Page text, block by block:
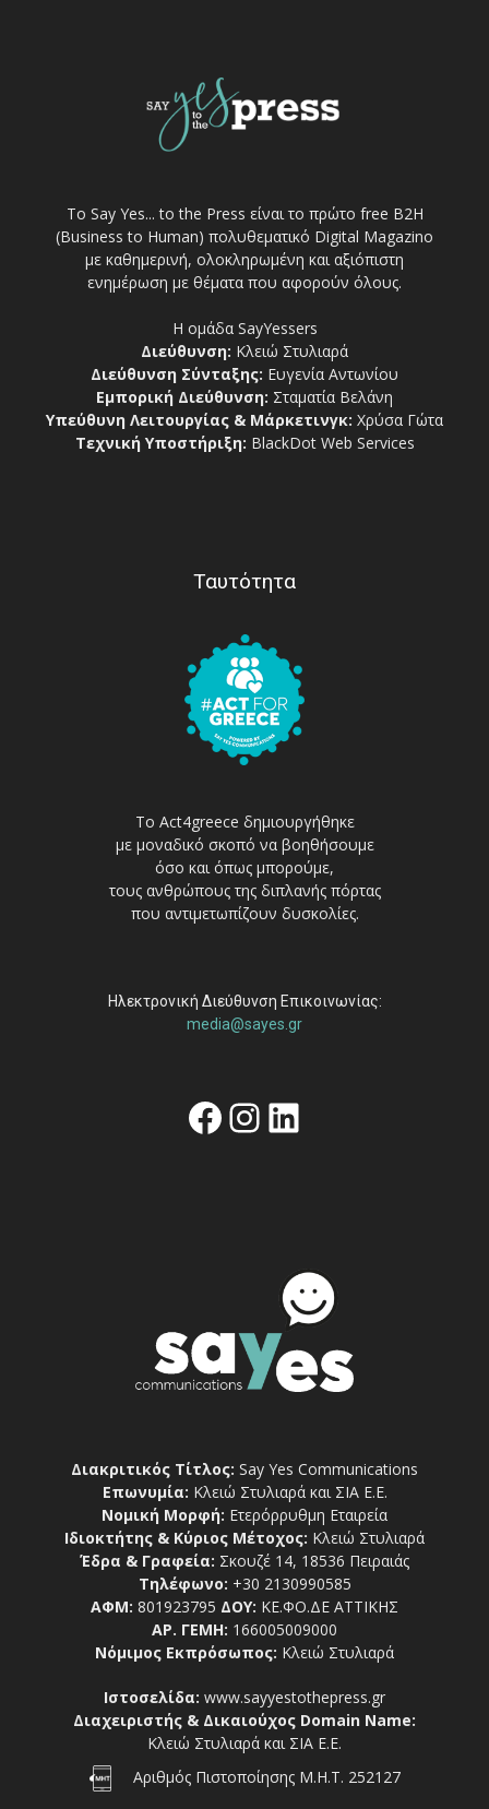
Το Say Yes... to the Press είναι το πρώτο free Β2Η
(Business to Human) πολυθεματικό Digital Magazino
με καθημερινή, ολοκληρωμένη και αξιόπιστη
ενημέρωση με θέματα που αφορούν όλους.
Η ομάδα SayYessers
Διεύθυνση: Κλειώ Στυλιαρά
Διεύθυνση Σύνταξης: Ευγενία Αντωνίου
Εμπορική Διεύθυνση: Σταματία Βελάνη
Υπεύθυνη Λειτουργίας & Μάρκετινγκ: Χρύσα Γώτα
Τεχνική Υποστήριξη: BlackDot Web Services
Ταυτότητα
Το Act4greece δημιουργήθηκε
με μοναδικό σκοπό να βοηθήσουμε
όσο και όπως μπορούμε,
τους ανθρώπους της διπλανής πόρτας
που αντιμετωπίζουν δυσκολίες.
Ηλεκτρονική Διεύθυνση Επικοινωνίας:
media@sayes.gr
Facebook
Instagram
Linkedin
Διακριτικός Τίτλος: Say Yes Communications
Επωνυμία: Κλειώ Στυλιαρά και ΣΙΑ Ε.Ε.
Νομική Μορφή: Ετερόρρυθμη Εταιρεία
Ιδιοκτήτης & Κύριος Μέτοχος: Κλειώ Στυλιαρά
Έδρα & Γραφεία: Σκουζέ 14, 18536 Πειραιάς
Τηλέφωνο: +30 2130990585
ΑΦΜ: 801923795 ΔΟΥ: ΚΕ.ΦΟ.ΔΕ ΑΤΤΙΚΗΣ
ΑΡ. ΓΕΜΗ: 166005009000
Νόμιμος Εκπρόσωπος: Κλειώ Στυλιαρά
Ιστοσελίδα: www.sayyestothepress.gr
Διαχειριστής & Δικαιούχος Domain Name:
Κλειώ Στυλιαρά και ΣΙΑ Ε.Ε.
Αριθμός Πιστοποίησης Μ.Η.Τ. 252127